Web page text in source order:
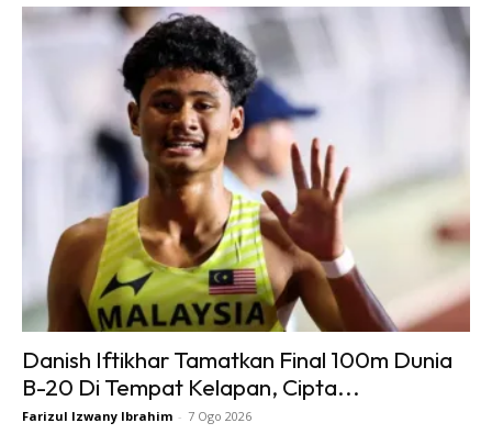
Ads
Pelbagai Produk dan Koleksi
Eksklusif
Di dalam kedai, pengunjung akan dibawa ke dunia Godzilla
Danish Iftikhar Tamatkan Final 100m Dunia
B-20 Di Tempat Kelapan, Cipta...
Farizul Izwany Ibrahim - 7 Ogo 2026